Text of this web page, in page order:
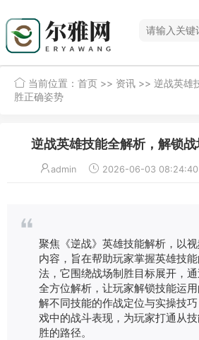
当前位置： 首页 >> 资讯 >> 逆战英雄
胜正确姿势
逆战英雄技能全解析，解锁
admin 2026-06-03 08:24:40
聚焦《逆战》英雄技能解析，以
内容，旨在帮助玩家掌握英雄技
法，它围绕战场制胜目标展开，
全方位解析，让玩家解锁技能运
解不同技能的作战定位与实操技
戏中的战斗表现，为玩家打通从
胜的路径。